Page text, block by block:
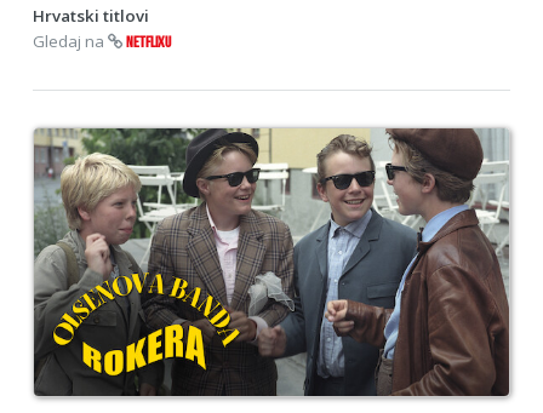
Hrvatski titlovi
Gledaj na
NETFLIXU